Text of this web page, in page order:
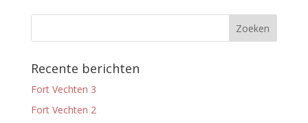
Recente berichten
Fort Vechten 3
Fort Vechten 2